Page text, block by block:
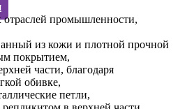
отраслей промышленности,
из кожи и плотной прочной
покрытием,
части, благодаря
обивке,
петли,